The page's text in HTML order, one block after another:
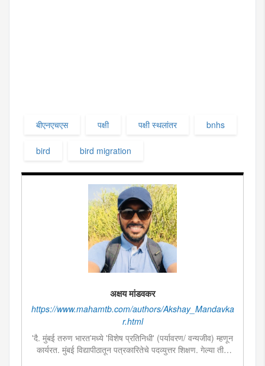
बीएनएचएस पक्षी पक्षी स्थलांतर bnhs
bird bird migration
अक्षय मांडवकर
https://www.mahamtb.com/authors/Akshay_Mandavka
r.html
'दै. मुंबई तरुण भारत'मध्ये 'विशेष प्रतिनिधी' (पर्यावरण/ वन्यजीव) म्हणून
कार्यरत. मुंबई विद्यापीठातून पत्रकारितेचे पदव्युत्तर शिक्षण. गेल्या तीन